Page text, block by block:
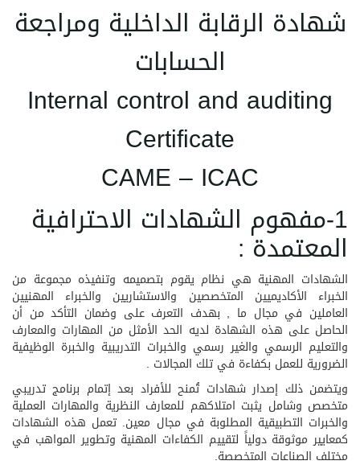
شهادة الرقابة الداخلية ومراجعة
الحسابات
Internal control and auditing
Certificate
CAME – ICAC
1-مفهوم الشهادات الاحترافية
المعتمدة :
الشهادات المهنية هي نظام يقوم بتصميمه وتنفيذه مجموعة من
الخبراء الأكاديميين المتخصصين والاستشاريين والخبراء المهنيين
العاملين في مجال ما , بهدف التعرف على وضمان التأكد من أن
الحاصل على هذه الشهادة لديه الحد الأمثل من المهارات والمعارف
والتعليم الرسمي والغير رسمي والخبرات التدريبية والخبرة الوظيفية
الضرورية للعمل بكفاءة في تلك المجالات .
ويتضمن ذلك إصدار شهادات تُمنح للأفراد بعد إتمام برنامج تدريبي
متخصص وشامل يثبت امتلاكهم للمعارف النظرية والمهارات العملية
والخبرات التطبيقية المطلوبة في مجال معين. تعمل هذه الشهادات
كمعايير موثوقة دولياً لتقييم الكفاءات المهنية وتطوير المواهب في
مختلف الصناعات المتخصصة.